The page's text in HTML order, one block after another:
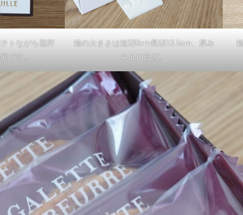
トながら箔押
です。
箱の大きさは短辺9cm長辺13.5cm、厚み
4.5cmほど。